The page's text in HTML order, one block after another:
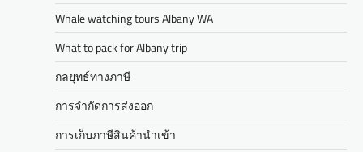
Whale watching tours Albany WA
What to pack for Albany trip
กลยุทธ์ทางภาษี
การจำกัดการส่งออก
การเก็บภาษีสินค้านำเข้า